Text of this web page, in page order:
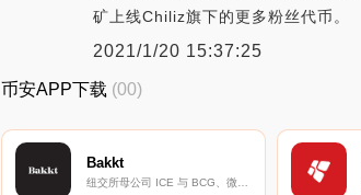
矿上线Chiliz旗下的更多粉丝代币。
2021/1/20 15:37:25
币安APP下载 (00)
Bakkt